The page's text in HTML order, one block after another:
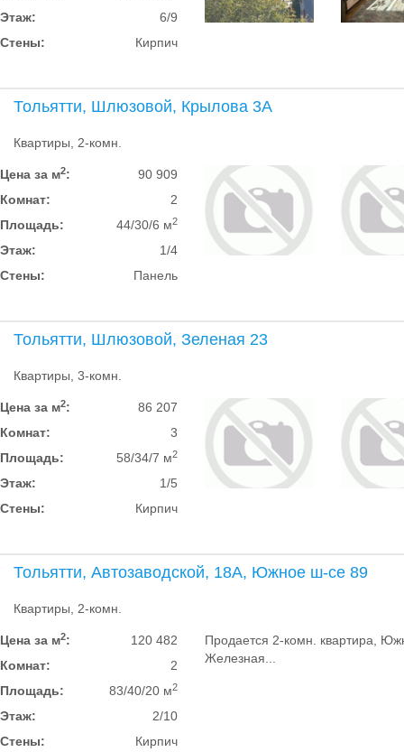
Этаж:
6/9
Стены:
Кирпич
Тольятти, Шлюзовой, Крылова 3А
Квартиры, 2-комн.
Цена за м2:
90 909
Комнат:
2
Площадь:
44/30/6 м2
Этаж:
1/4
Стены:
Панель
Тольятти, Шлюзовой, Зеленая 23
Квартиры, 3-комн.
Цена за м2:
86 207
Комнат:
3
Площадь:
58/34/7 м2
Этаж:
1/5
Стены:
Кирпич
Тольятти, Автозаводской, 18А, Южное ш-се 89
Квартиры, 2-комн.
Цена за м2:
120 482
Комнат:
2
Площадь:
83/40/20 м2
Этаж:
2/10
Стены:
Кирпич
Продается 2-комн. квартира,
Железная...